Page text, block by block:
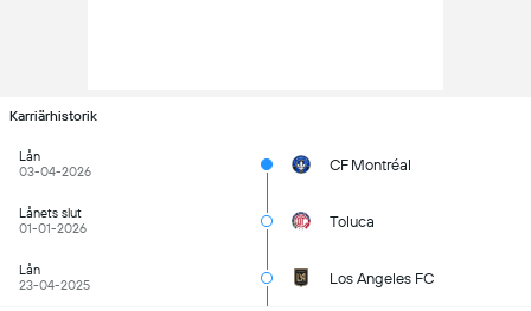
Karriärhistorik
Lån
03-04-2026
CF Montréal
Lånets slut
01-01-2026
Toluca
Lån
23-04-2025
Los Angeles FC